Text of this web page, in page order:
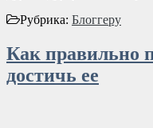
Рубрика: Блоггеру
Как правильно
достичь ее